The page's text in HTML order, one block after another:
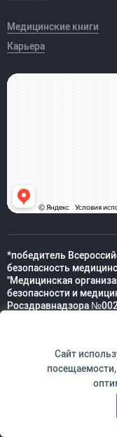
Медицинские книги
Карьера
*победитель
безопасность
"Медицинская
безопасности и
Росздравнадзора
© 1997 – 2026
Версия для
Сайт